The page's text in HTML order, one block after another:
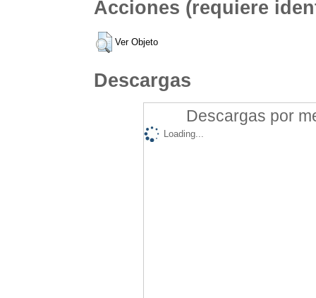
Acciones (requiere
Ver Objeto
Descargas
Descargas por
Loading...